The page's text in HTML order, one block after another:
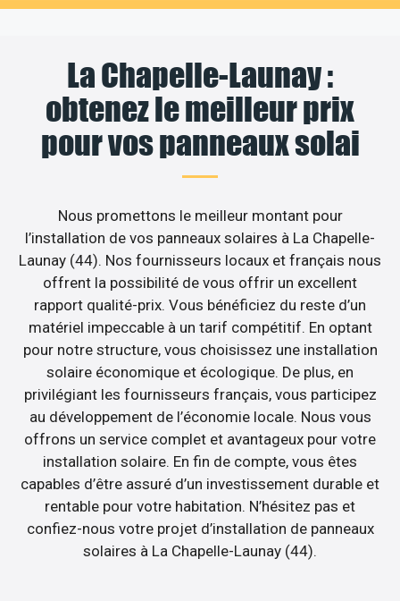
La Chapelle-Launay :
obtenez le meilleur prix
pour vos panneaux solai
Nous promettons le meilleur montant pour
l’installation de vos panneaux solaires à La Chapelle-
Launay (44). Nos fournisseurs locaux et français nous
offrent la possibilité de vous offrir un excellent
rapport qualité-prix. Vous bénéficiez du reste d’un
matériel impeccable à un tarif compétitif. En optant
pour notre structure, vous choisissez une installation
solaire économique et écologique. De plus, en
privilégiant les fournisseurs français, vous participez
au développement de l’économie locale. Nous vous
offrons un service complet et avantageux pour votre
installation solaire. En fin de compte, vous êtes
capables d’être assuré d’un investissement durable et
rentable pour votre habitation. N’hésitez pas et
confiez-nous votre projet d’installation de panneaux
solaires à La Chapelle-Launay (44).